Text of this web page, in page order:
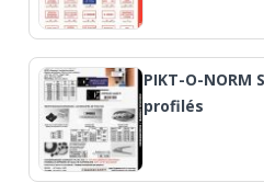
PIKT-O-
profilés